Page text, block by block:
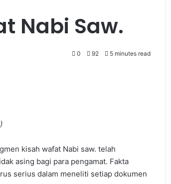
Nabi Saw.
0 92 5 minutes read
kisah wafat Nabi saw. telah
asing bagi para pengamat. Fakta
serius dalam meneliti setiap dokumen